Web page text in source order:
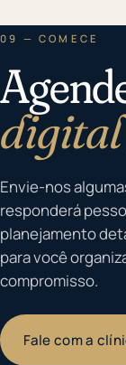
09 — COMECE
digital
Envie-nos
responderá
planejamento
para você
compromisso.
Fale com a